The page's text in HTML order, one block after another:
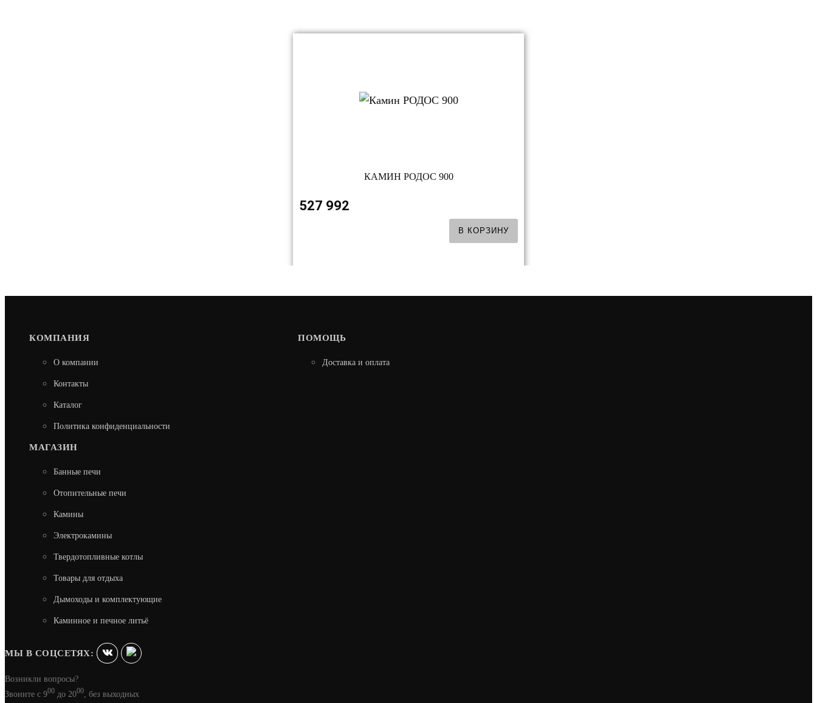
КАМИН РОДОС 900
527 992
В КОРЗИНУ
КОМПАНИЯ
О компании
Контакты
Каталог
Политика конфиденциальности
ПОМОЩЬ
Доставка и оплата
МАГАЗИН
Банные печи
Отопительные печи
Камины
Электрокамины
Твердотопливные котлы
Товары для отдыха
Дымоходы и комплектующие
Каминное и печное литьё
МЫ В СОЦСЕТЯХ:
Возникли вопросы?
Звоните с 900 до 2000 , без выходных